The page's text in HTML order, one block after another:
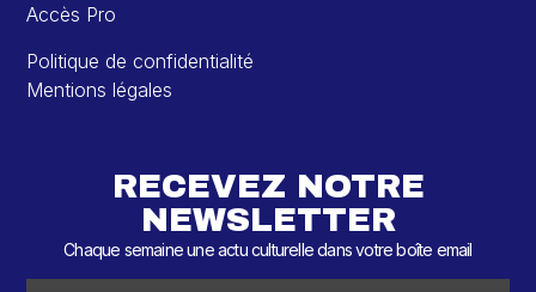
Accès Pro
Politique de confidentialité
Mentions légales
RECEVEZ NOTRE
NEWSLETTER
Chaque semaine une actu culturelle dans votre boîte email